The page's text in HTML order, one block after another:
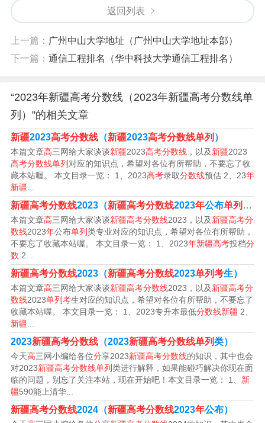
2、新疆2023年高考投档线文科本科一批次458分，本科二
批次354分；理科本科一批次396分，本科二批次285分。
相关内容如下：高考投档线是指一所普通高校在录取新生
时，根据学校招生计划和考生的综合成绩，设定的最低录
批140分。2023年新疆高考分数线理科：2023年本科一批3
96分；本科二批285分；专科批140分。
4、年新疆高考普通高校招生本科一批文科最低投档控制分
数线为458分。2023年新疆高考普通高校招生本科一批文
科最低投档控制分数线为458分。普通高校招生本科一批理
科最低投档控制分数线为396分。
5、新疆2023年投档线：文科本科一批次458分，本科二批
次354分。理科本科一批次396分，本科二批次285分。院
校投档分数线，也称调档线或提档线。
新疆2023年成人高考分数线是多少
新疆成人高考录取分数线为专升本105-150分；高起本115-
130分；高起专70-100分。成人高考本科想要拿到学士学
位证需要完成全部课程的学习任务，课程成绩达到要求，
论文合格，学位外语成绩合格。
返回列表
上一篇： 广州中山大学地址（广州中山大学地址本部）
下一篇： 通信工程排名（华中科技大学通信工程排名）
“2023年新疆高考分数线（2023年新疆高考分数线单
列）”的相关文章
新疆2023高考分数线 （新疆2023高考分数线单列 ）
本篇文章高三网给大家谈谈新疆2023高考分数线 ，以及新疆2023
高考分数线单列 对应的知识点，希望对各位有所帮助，不要忘了收
藏本站喔。 本文目录一览： 1、2023高考录取分数线预估 2、23年
新疆
新疆高考分数线2023（新疆高考分数线2023年公布单列 类专
本篇文章高三网给大家谈谈新疆高考分数线2023，以及新疆高考分
数线2023年公布单列类专业对应的知识点，希望对各位有所帮助，
不要忘了收藏本站喔。 本文目录一览： 1、2023年新疆高考投档分
数 2...
新疆高考分数线2023（新疆高考分数线2023单列考生）
本篇文章高三网给大家谈谈新疆高考分数线2023，以及新疆高考分
数线2023单列考生对应的知识点，希望对各位有所帮助，不要忘了
收藏本站喔。 本文目录一览： 1、2023专升本最低分数线新疆 2、
新疆
2023新疆高考分数线 （2023新疆高考分数线单列类）
今天高三网小编给各位分享2023新疆高考分数线的知识，其中也会
对2023新疆高考分数线单列类进行解释，如果能碰巧解决你现在面
临的问题，别忘了关注本站，现在开始吧！本文目录一览： 1、 新
疆590能上清华...
新疆高考分数线2024（新疆高考分数线2023年公布）